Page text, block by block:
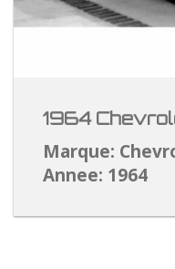
1964
Marque:
Annee: 1964